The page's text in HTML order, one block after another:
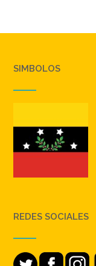
SIMBOLOS
REDES SOCIALES